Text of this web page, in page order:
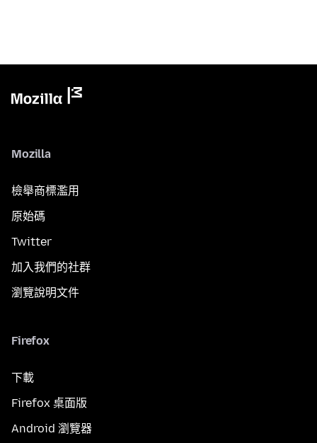
Mozilla
檢舉商標濫用
原始碼
Twitter
加入我們的社群
瀏覽說明文件
Firefox
下載
Firefox 桌面版
Android 瀏覽器